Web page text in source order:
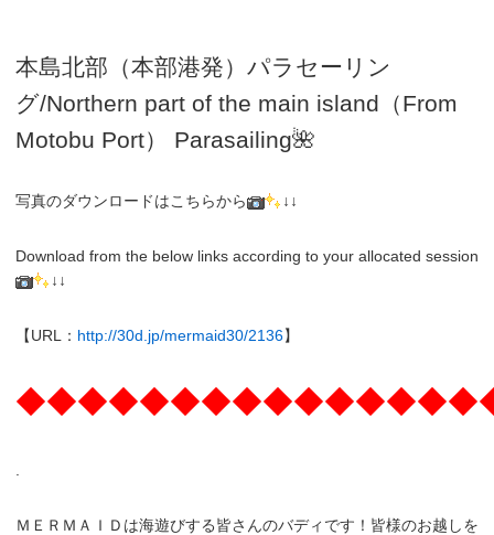
本島北部（本部港発）パラセーリン
グ/Northern part of the main island（From
Motobu Port）
Parasailing🌺
写真のダウンロードはこちらから ↓↓
Download from the below links according to your allocated session
↓↓
【URL： http://30d.jp/mermaid30/2136】
ＭＥＲＭＡＩＤは海遊びする皆さんのバディです！皆様のお越しを